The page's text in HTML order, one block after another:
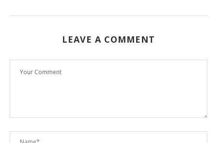
LEAVE A COMMENT